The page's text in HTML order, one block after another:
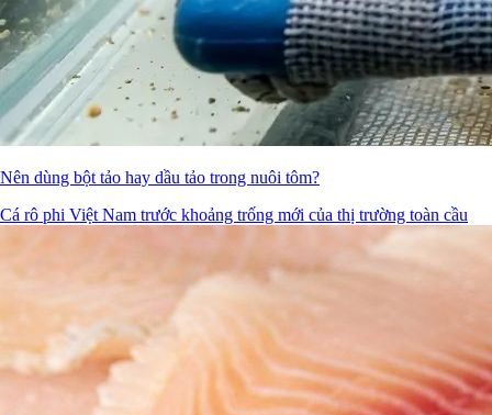
Nên dùng bột tảo hay dầu tảo trong nuôi tôm?
Cá rô phi Việt Nam trước khoảng trống mới của thị trường toàn cầu